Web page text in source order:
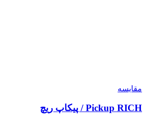
مقایسه
Pickup RICH / پیکاپ ریچ